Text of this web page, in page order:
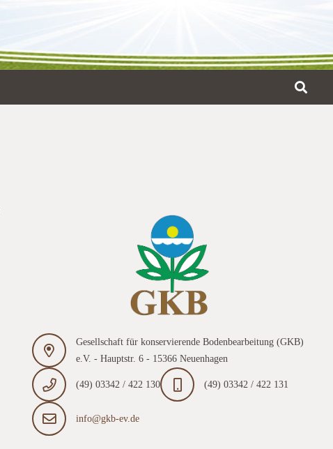
Gesellschaft für konservierende Bodenbearbeitung (GKB)
e.V. - Hauptstr. 6 - 15366 Neuenhagen
(49) 03342 / 422 130
(49) 03342 / 422 131
info@gkb-ev.de